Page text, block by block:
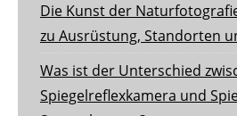
Die Kunst der
zu Ausrüstung, Standorten
Was ist der Unterschied
Spiegelreflexkamera und